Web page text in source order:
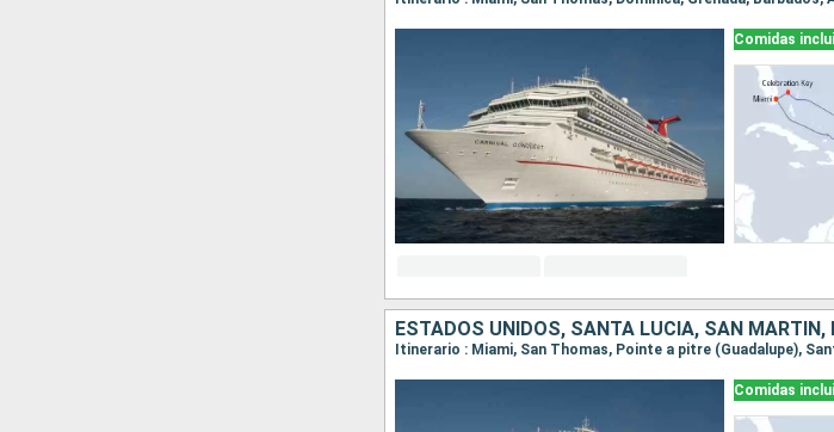
Comidas
ESTADOS UNIDOS, SANTA LUCIA, SAN MARTÍN,
Comidas